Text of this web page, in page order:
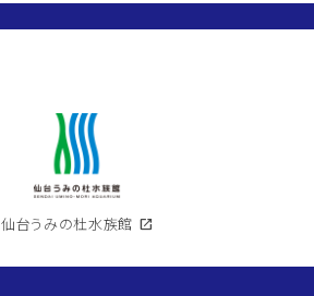
仙台うみの杜水族館 open_in_new